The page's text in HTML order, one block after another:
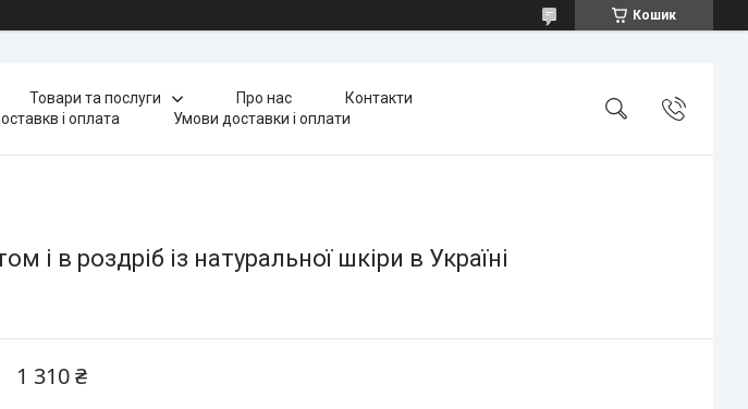
Кошик
Товари та послуги Про нас
Контакти
і оплата
Умови доставки і оплати
і в роздріб із натуральної шкіри в Україні
1 310 ₴